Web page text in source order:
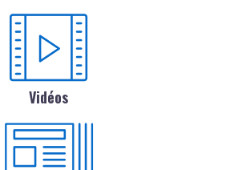
Vidéos